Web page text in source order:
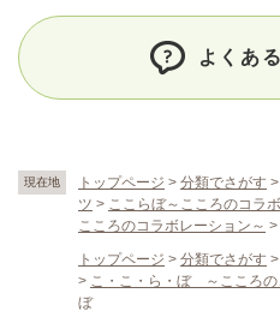
現在地 トップページ > 分類でさがす >
ツ > ここらぼ～こころのコラ
こころのコラボレーション～ >
トップページ > 分類でさがす >
> こ・こ・ら・ぼ ～こころの
ぼ
よくあ